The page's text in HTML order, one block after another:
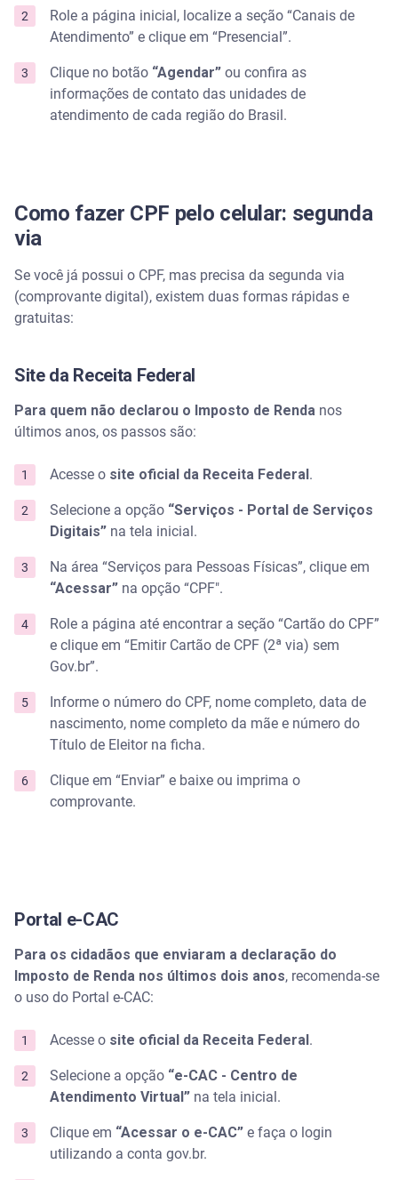
Role a página inicial, localize a seção “Canais de
Atendimento” e clique em “Presencial”.
Clique no botão “Agendar” ou confira as
informações de contato das unidades de
atendimento de cada região do Brasil.
Como fazer CPF pelo celular: segunda
via
Se você já possui o CPF, mas precisa da segunda via
(comprovante digital), existem duas formas rápidas e
gratuitas:
Site da Receita Federal
Para quem não declarou o Imposto de Renda nos
últimos anos, os passos são:
Acesse o site oficial da Receita Federal .
Selecione a opção “Serviços - Portal de Serviços
Digitais” na tela inicial.
Na área “Serviços para Pessoas Físicas”, clique em
“Acessar” na opção “CPF".
Role a página até encontrar a seção “Cartão do CPF”
e clique em “Emitir Cartão de CPF (2ª via) sem
Gov.br”.
Informe o número do CPF, nome completo, data de
nascimento, nome completo da mãe e número do
Título de Eleitor na ficha.
Clique em “Enviar” e baixe ou imprima o
comprovante.
Portal e-CAC
Para os cidadãos que enviaram a declaração do
Imposto de Renda nos últimos dois anos, recomenda-se
o uso do Portal e-CAC:
Acesse o site oficial da Receita Federal .
Selecione a opção “e-CAC - Centro de
Atendimento Virtual” na tela inicial.
Clique em “Acessar o e-CAC” e faça o login
utilizando a conta gov.br.